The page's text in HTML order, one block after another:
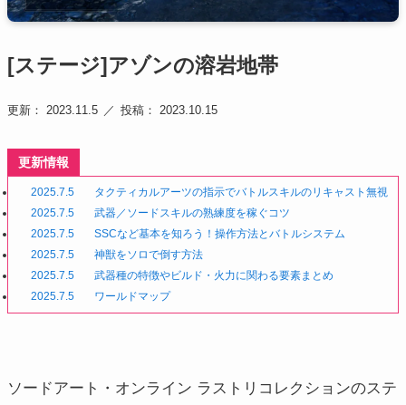
[ステージ]アゾンの溶岩地帯
更新： 2023.11.5 投稿： 2023.10.15
更新情報
2025.7.5
タクティカルアーツの指示でバトルスキルのリキャスト無視
2025.7.5
武器／ソードスキルの熟練度を稼ぐコツ
2025.7.5
SSCなど基本を知ろう！操作方法とバトルシステム
2025.7.5
神獣をソロで倒す方法
2025.7.5
武器種の特徴やビルド・火力に関わる要素まとめ
2025.7.5
ワールドマップ
ソードアート・オンライン ラストリコレクションのステ